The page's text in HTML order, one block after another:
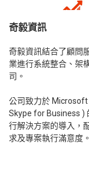
奇毅資訊
奇毅資訊結合了顧問
業進行系統整合、架
司。
公司致力於 Microsoft
Skype for Business )
行解決方案的導入，
求及專案執行滿意度。